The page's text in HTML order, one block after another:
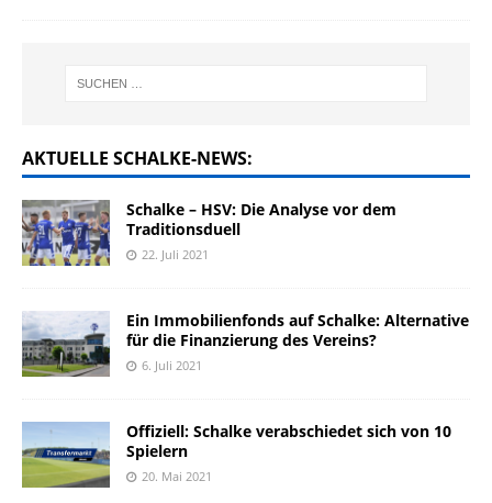
AKTUELLE SCHALKE-NEWS:
Schalke – HSV: Die Analyse vor dem
Traditionsduell
22. Juli 2021
Ein Immobilienfonds auf Schalke: Alternative
für die Finanzierung des Vereins?
6. Juli 2021
Offiziell: Schalke verabschiedet sich von 10
Spielern
20. Mai 2021